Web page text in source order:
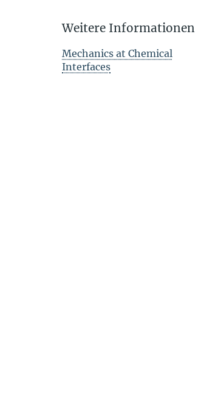
Weitere Informationen
Mechanics at Chemical
Interfaces